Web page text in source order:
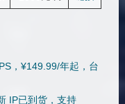
，¥149.99/年起，台
IP已到货，支持